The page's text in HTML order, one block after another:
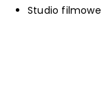
Studio filmowe